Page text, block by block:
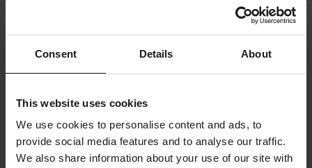
Consent Details About
This website uses cookies
We use cookies to personalise content and ads, to
provide social media features and to analyse our traffic.
We also share information about your use of our site with
14,99 €
Getriebeöl Maxima MTL-E 2T 85WT
14,99 €
75WT 1L